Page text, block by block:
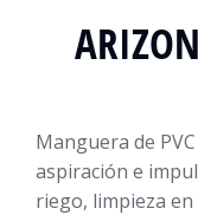
Manguera de
aspiración e
riego, limpieza